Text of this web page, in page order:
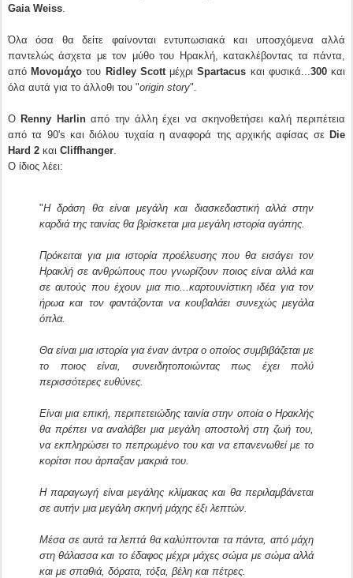
Gaia Weiss
Όλα όσα θα δείτε φαίνονται εντυπωσιακά και υποσχόμενα αλλά
παντελώς άσχετα με τον μύθο του Ηρακλή, κατακλέβοντας τα πάντα,
απόΜονομάχοτου Ridley ScottμέχριSpartacus και φυσικά... 300και
όλα αυτά για το άλλοθι του "origin story".
ΟRenny Harlinαπό την άλλη έχει να σκηνοθετήσει καλή περιπέτεια
από τα 90's και διόλου τυχαία η αναφορά της αρχικής αφίσας σε Die
Hard 2 και Cliffhanger
Ο ίδιος λέει:
"Η δράση θα είναι μεγάλη και διασκεδαστική αλλά στην
καρδιά της ταινίας θα βρίσκεται μια μεγάλη ιστορία αγάπης.
Πρόκειται για μια ιστορία προέλευσης που θα εισάγει τον
Ηρακλή σε ανθρώπους που γνωρίζουν ποιος είναι αλλά και
σε αυτούς που έχουν μια πιο...καρτουνίστικη ιδέα για τον
ήρωα και τον φαντάζονται να κουβαλάει συνεχώς μεγάλα
όπλα.
Θα είναι μια ιστορία για έναν άντρα ο οποίος συμβιβάζεται με
το ποιος είναι, συνειδητοποιώντας πως έχει πολύ
περισσότερες ευθύνες.
Είναι μια επική, περιπετειώδης ταινία στην οποία ο Ηρακλής
θα πρέπει να αναλάβει μια μεγάλη αποστολή στη ζωή του,
να εκπληρώσει το πεπρωμένο του και να επανενωθεί με το
κορίτσι που άρπαξαν μακριά του.
Η παραγωγή είναι μεγάλης κλίμακας και θα περιλαμβάνεται
σε αυτήν μια μεγάλη σκηνή μάχης έξι λεπτών.
Μέσα σε αυτά τα λεπτά θα καλύπτονται τα πάντα, από μάχη
στη θάλασσα και το έδαφος μέχρι μάχες σώμα με σώμα αλλά
και με σπαθιά, δόρατα, τόξα, βέλη και πέτρες.